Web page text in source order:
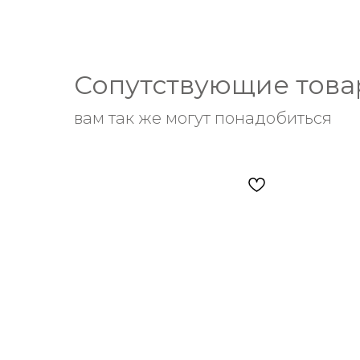
Сопутствующие
вам так же могут понадобиться